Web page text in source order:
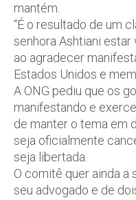
mantém.
“É o resultado de um
senhora Ashtiani estar
ao agradecer
Estados Unidos e
A ONG pediu que os
manifestando e
de manter o tema em
seja oficialmente
seja libertada.
O comitê quer ainda a
seu advogado e de